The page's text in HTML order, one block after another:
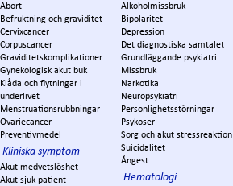
Abort
Befruktning och graviditet
Cervixcancer
Corpuscancer
Graviditetskomplikationer
Gynekologisk akut buk
Klåda och flytningar i
underlivet
Menstruationsrubbningar
Ovariecancer
Preventivmedel
Kliniska symptom
Akut medvetslöshet
Akut sjuk patient
Alkoholmissbruk
Bipolaritet
Depression
Det diagnostiska samtalet
Grundläggande psykiatri
Missbruk
Narkotika
Neuropsykiatri
Personlighetsstörningar
Psykoser
Sorg och akut stressreaktion
Suicidalitet
Ångest
Hematologi